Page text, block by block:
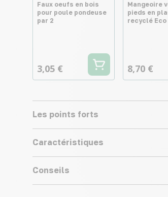
Faux oeufs en bois
pour poule pondeuse
par 2
3,05 €
Mangeoire
pieds en
recyclé Eco
8,70 €
Les points forts
Caractéristiques
Conseils